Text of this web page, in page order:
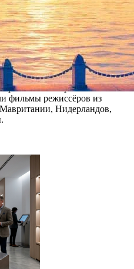
признался, что для
честь. «Мы чрезвычайно
комитету за решение
премии «Оскар» и
история находит отклик за
лист иностранных
фильмы режиссёров из
Нидерландов,